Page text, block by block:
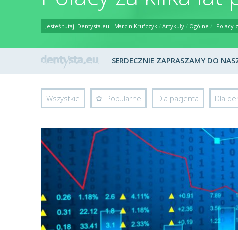
Jesteś tutaj: Dentysta.eu - Marcin Krufczyk / Artykuły / Ogólne / Polacy
SERDECZNIE ZAPRASZAMY DO
Wszystkie Popularne Dla pacjenta Dla